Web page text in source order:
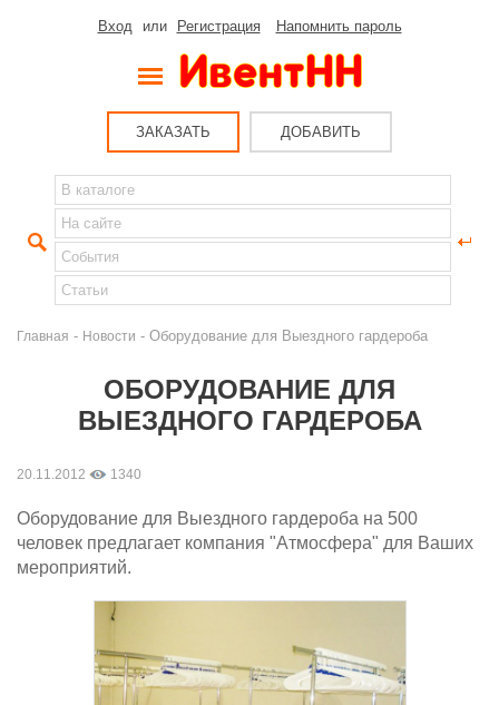
Вход или Регистрация Напомнить пароль
ЗАКАЗАТЬ ДОБАВИТЬ
Главная - Новости - Оборудование для Выездного гардероба
ОБОРУДОВАНИЕ ДЛЯ
ВЫЕЗДНОГО ГАРДЕРОБА
20.11.2012 1340
Оборудование для Выездного гардероба на 500
человек предлагает компания "Атмосфера" для Ваших
мероприятий.